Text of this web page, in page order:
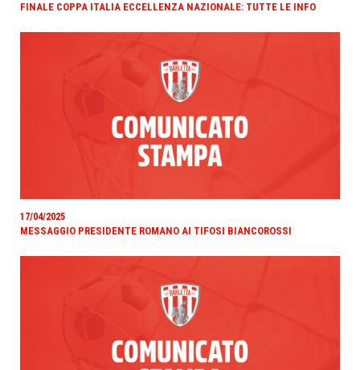
FINALE COPPA ITALIA ECCELLENZA NAZIONALE: TUTTE LE INFO
17/04/2025
MESSAGGIO PRESIDENTE ROMANO AI TIFOSI BIANCOROSSI